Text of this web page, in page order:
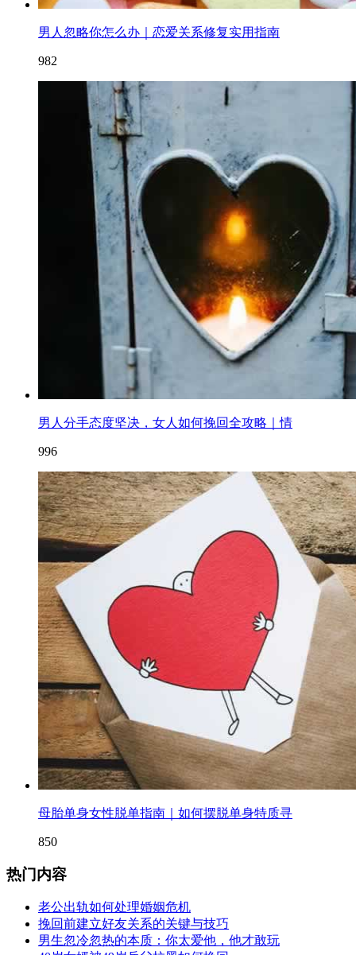
男人忽略你怎么办｜恋爱关系修复实用指南
982
男人分手态度坚决，女人如何挽回全攻略｜情
996
母胎单身女性脱单指南｜如何摆脱单身特质寻
850
热门内容
老公出轨如何处理婚姻危机
挽回前建立好友关系的关键与技巧
男生忽冷忽热的本质：你太爱他，他才敢玩